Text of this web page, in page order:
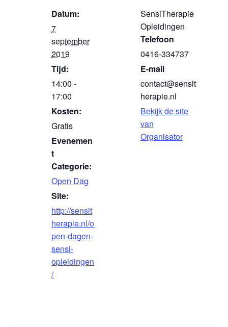
Datum:
7
september
2019
Tijd:
14:00 -
17:00
Kosten:
Gratis
Evenemen
t
Categorie:
Open Dag
Site:
http://sensit
herapie.nl/o
pen-dagen-
sensi-
opleidingen
/
SensiTherapie
Opleidingen
Telefoon
0416-334737
E-mail
contact@sensit
herapie.nl
Bekijk de site
van
Organisator